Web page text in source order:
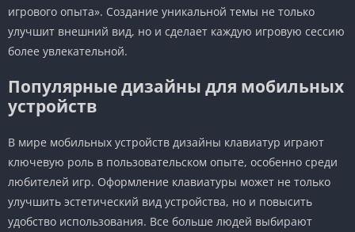
игрового опыта». Создание уникальной темы не только
улучшит внешний вид, но и сделает каждую игровую сессию
более увлекательной.
Популярные дизайны для мобильных
устройств
В мире мобильных устройств дизайны клавиатур играют
ключевую роль в пользовательском опыте, особенно среди
любителей игр. Оформление клавиатуры может не только
улучшить эстетический вид устройства, но и повысить
удобство использования. Все больше людей выбирают